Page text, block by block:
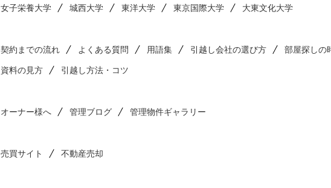
女子栄養大学 城西大学 東洋大学 東京国際大学 大東文化大学
契約までの流れ よくある質問 用語集 引越し会社の選び方 部屋探しの
資料の見方 引越し方法・コツ
オーナー様へ 管理ブログ 管理物件ギャラリー
売買サイト 不動産売却